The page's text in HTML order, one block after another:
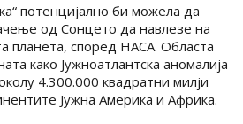
потенцијално би можела да
од Сонцето да навлезе на
планета, според НАСА. Областа
како Јужноатлантска аномалија
4.300.000 квадратни милји
Јужна Америка и Африка.